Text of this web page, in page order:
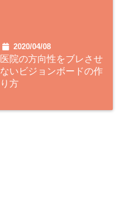
2020/04/08
医院の方向性をブレさせ
ないビジョンボードの作
り方